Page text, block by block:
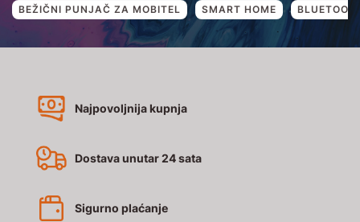
BEŽIČNI PUNJAČ ZA MOBITEL SMART HOME
Najpovoljnija kupnja
Dostava unutar 24 sata
Sigurno plaćanje